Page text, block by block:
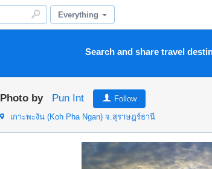
Everything
Search and share travel
Photo by Pun Int
Follow
เกาะพะงัน (Koh Pha Ngan) จ.สุราษฎร์ธานี